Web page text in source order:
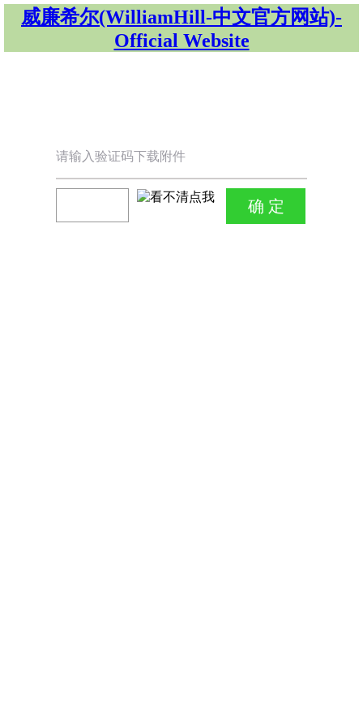
威廉希尔(WilliamHill-中文官方网站)-
Official Website
请输入验证码下载附件